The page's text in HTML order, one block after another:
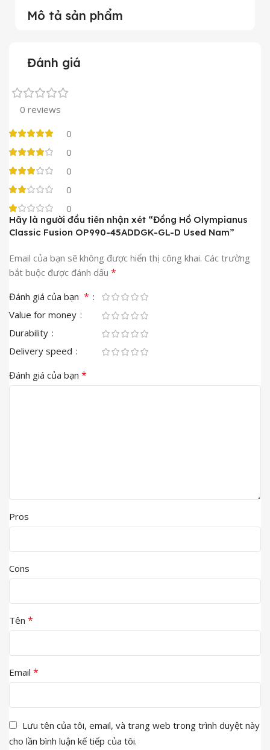
Mô tả sản phẩm
Đánh giá
0 reviews
0
0
0
0
0
Hãy là người đầu tiên nhận xét “Đồng Hồ Olympianus
Classic Fusion OP990-45ADDGK-GL-D Used Nam”
Email của bạn sẽ không được hiển thị công khai. Các trường
bắt buộc được đánh dấu *
Đánh giá của bạn *
Value for money
Durability
Delivery speed
Đánh giá của bạn *
Pros
Cons
Tên *
Email *
Lưu tên của tôi, email, và trang web trong trình duyệt này
cho lần bình luận kế tiếp của tôi.